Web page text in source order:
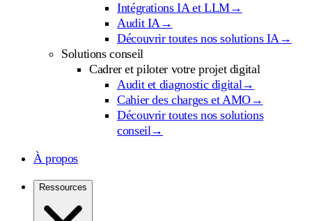
Intégrations IA et LLM→
Audit IA→
Découvrir toutes nos solutions IA→
Solutions conseil
Cadrer et piloter votre projet digital
Audit et diagnostic digital→
Cahier des charges et AMO→
Découvrir toutes nos solutions
conseil→
À propos
Ressources